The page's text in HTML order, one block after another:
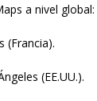
a nivel global:
(Francia).
(EE.UU.).